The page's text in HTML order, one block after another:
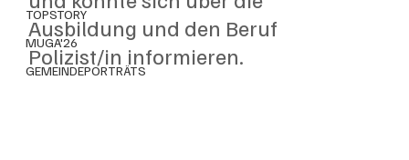
TOPSTORY
MUGA'26
GEMEINDEPORTRÄTS
Ausbildung und den Beruf
Polizist/in informieren.